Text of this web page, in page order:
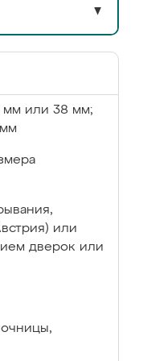
▼
мм или 38 мм;
или
дверок или